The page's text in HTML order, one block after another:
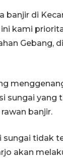
banjir di
ini kami
Gebang,
sungai yang
banjir.
sungai tidak
akan